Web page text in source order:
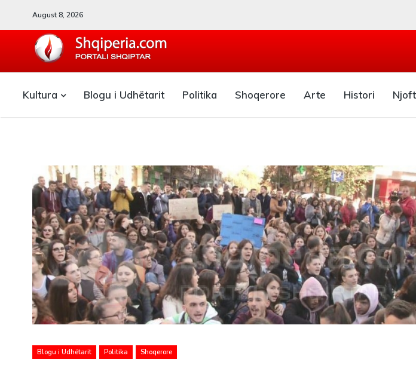
August 8, 2026
Kultura Blogu i Udhëtarit Politika Shoqerore Arte Histori
Blogu i Udhëtarit Politika Shoqerore